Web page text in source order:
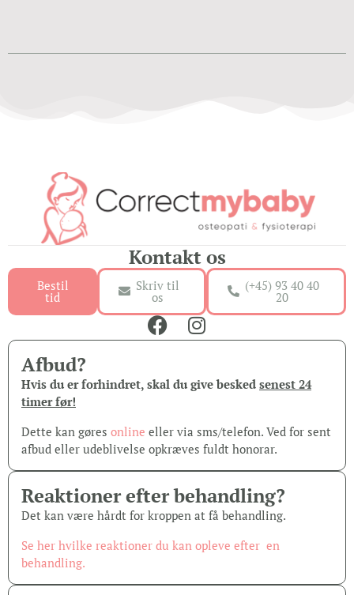
Kontakt os
Bestil
tid
Skriv til
os
(+45) 93 40 40
20
Afbud?
Hvis du er forhindret, skal du give besked senest 24
timer før!
Dette kan gøres online eller via sms/telefon. Ved for sent
afbud eller udeblivelse opkræves fuldt honorar.
Reaktioner efter behandling?
Det kan være hårdt for kroppen at få behandling.
Se her hvilke reaktioner du kan opleve efter en
behandling.